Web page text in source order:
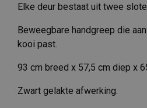
Elke deur bestaat uit twee
Beweegbare handgreep die
kooi past.
93 cm breed x 57,5 cm diep x
Zwart gelakte afwerking.